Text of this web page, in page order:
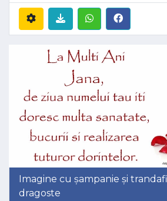
Imagine cu șampanie și
dragoste